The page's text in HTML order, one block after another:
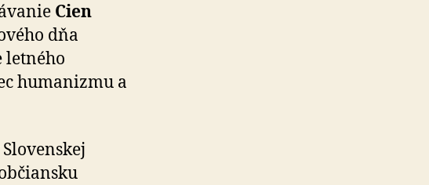
Cien
dňa
letného
humanizmu a